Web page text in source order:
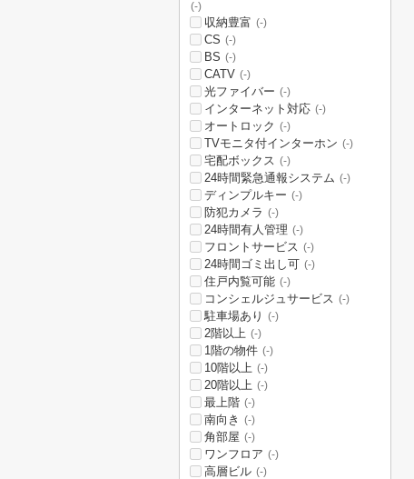
(-)
収納豊富 (-)
CS (-)
BS (-)
CATV (-)
光ファイバー (-)
インターネット対応 (-)
オートロック (-)
TVモニタ付インターホン (-)
宅配ボックス (-)
24時間緊急通報システム (-)
ディンプルキー (-)
防犯カメラ (-)
24時間有人管理 (-)
フロントサービス (-)
24時間ゴミ出し可 (-)
住戸内覧可能 (-)
コンシェルジュサービス (-)
駐車場あり (-)
2階以上 (-)
1階の物件 (-)
10階以上 (-)
20階以上 (-)
最上階 (-)
南向き (-)
角部屋 (-)
ワンフロア (-)
高層ビル (-)